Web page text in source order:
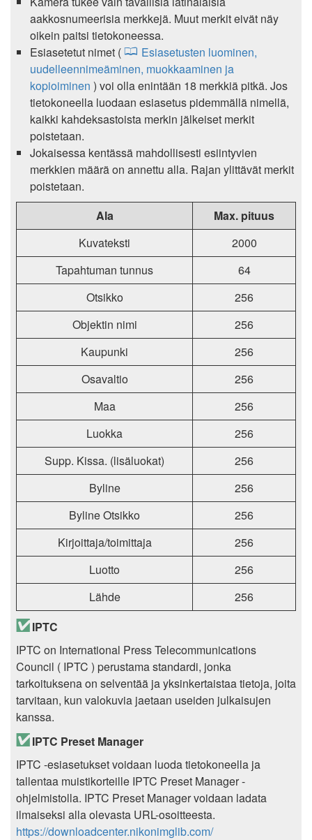
aakkosnumeerisia merkkejä. Muut merkit eivät näy
oikein paitsi tietokoneessa.
Esiasetetut nimet (
Esiasetusten luominen,
uudelleennimeäminen, muokkaaminen ja
kopioiminen ) voi olla enintään 18 merkkiä pitkä. Jos
tietokoneella luodaan esiasetus pidemmällä nimellä,
kaikki kahdeksastoista merkin jälkeiset merkit
poistetaan.
Jokaisessa kentässä mahdollisesti esiintyvien
merkkien määrä on annettu alla. Rajan ylittävät merkit
poistetaan.
Ala
Max. pituus
Kuvateksti
2000
Tapahtuman tunnus
64
Otsikko
256
Objektin nimi
256
Kaupunki
256
Osavaltio
256
Maa
256
Luokka
256
Supp. Kissa. (lisäluokat)
256
Byline
256
Byline Otsikko
256
Kirjoittaja/toimittaja
256
Luotto
256
Lähde
256
IPTC
IPTC on International Press Telecommunications
Council ( IPTC ) perustama standardi, jonka
tarkoituksena on selventää ja yksinkertaistaa tietoja, joita
tarvitaan, kun valokuvia jaetaan useiden julkaisujen
kanssa.
IPTC Preset Manager
IPTC -esiasetukset voidaan luoda tietokoneella ja
tallentaa muistikorteille IPTC Preset Manager -
ohjelmistolla. IPTC Preset Manager voidaan ladata
ilmaiseksi alla olevasta URL-osoitteesta.
https://downloadcenter.nikonimglib.com/